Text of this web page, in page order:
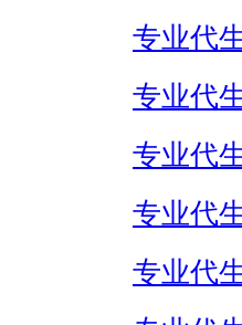
专业代
专业代
专业代
专业代
专业代